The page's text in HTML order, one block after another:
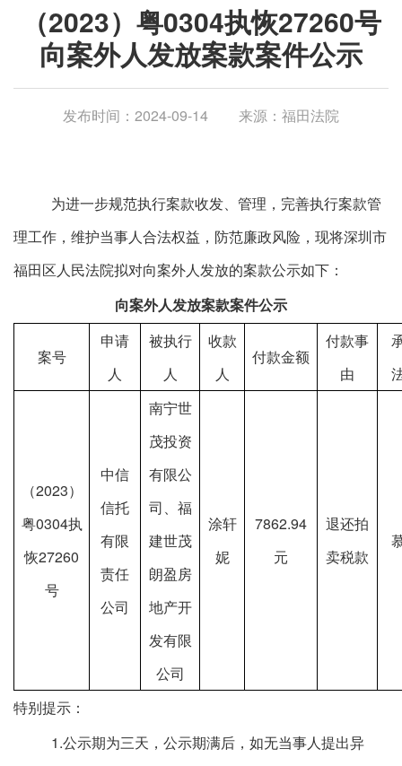
（2023）粤0304执恢27260号
向案外人发放案款案件公示
发布时间：2024-09-14 来源：福田法院
为进一步规范执行案款收发、管理，完善执行案款管
理工作，维护当事人合法权益，防范廉政风险，现将深圳市
福田区人民法院拟对向案外人发放的案款公示如下：
向案外人发放案款案件公示
案号
申请
人
被执行
人
收款
人
付款金额
付款事
由
（2023）
粤0304执
恢27260
号
中信
信托
有限
责任
公司
南宁世
茂投资
有限公
司、福
建世茂
朗盈房
地产开
发有限
公司
涂轩
妮
7862.94
元
退还拍
卖税款
特别提示：
1.公示期为三天，公示期满后，如无当事人提出异